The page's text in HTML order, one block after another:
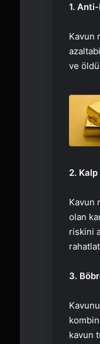
1.
Kavun
ve
2. Kalp
Kavun
olan
riskini
3.
kavun